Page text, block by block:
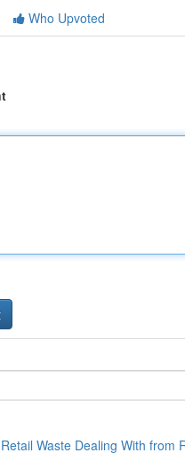
Who Upvoted
Waste Dealing With from